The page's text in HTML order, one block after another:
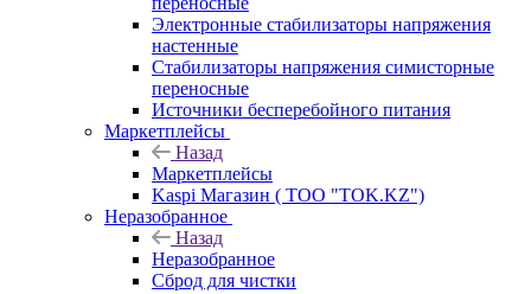
Электронные стабилизаторы напряжения
настенные
Стабилизаторы напряжения симисторные
переносные
Источники бесперебойного питания
Маркетплейсы
Назад
Маркетплейсы
Kaspi Магазин ( ТОО "TOK.KZ")
Неразобранное
Назад
Неразобранное
Сброд для чистки